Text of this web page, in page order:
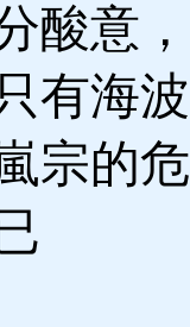
酸意
有海
宗的